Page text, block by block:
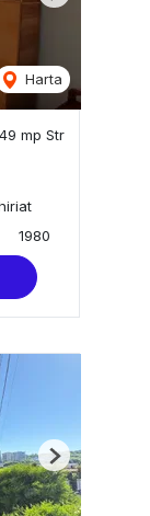
Harta
mp Str
1980
Next